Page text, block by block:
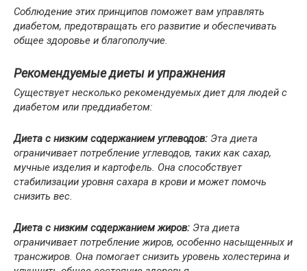
Соблюдение этих принципов поможет вам управлять
диабетом, предотвращать его развитие и обеспечивать
общее здоровье и благополучие.
Рекомендуемые диеты и упражнения
Существует несколько рекомендуемых диет для людей с
диабетом или преддиабетом:
Диета с низким содержанием углеводов: Эта диета
ограничивает потребление углеводов, таких как сахар,
мучные изделия и картофель. Она способствует
стабилизации уровня сахара в крови и может помочь
снизить вес.
Диета с низким содержанием жиров: Эта диета
ограничивает потребление жиров, особенно насыщенных и
трансжиров. Она помогает снизить уровень холестерина и